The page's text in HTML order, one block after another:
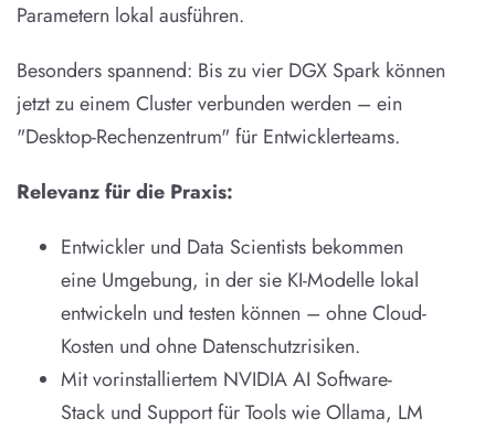
Parametern lokal ausführen.
Besonders spannend: Bis zu vier DGX Spark können
jetzt zu einem Cluster verbunden werden – ein
"Desktop-Rechenzentrum" für Entwicklerteams.
Relevanz für die Praxis:
Entwickler und Data Scientists bekommen
eine Umgebung, in der sie KI-Modelle lokal
entwickeln und testen können – ohne Cloud-
Kosten und ohne Datenschutzrisiken.
Mit vorinstalliertem NVIDIA AI Software-
Stack und Support für Tools wie Ollama, LM